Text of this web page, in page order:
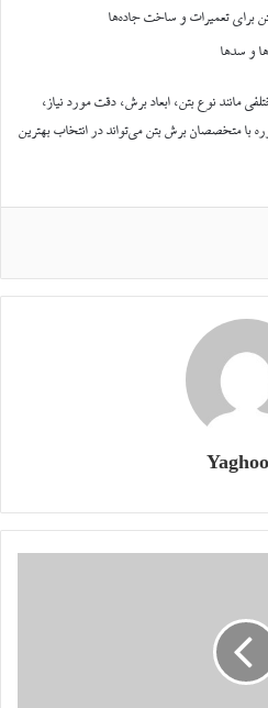
برای تعمیرات و ساخت جاده‌ها
و سدها
مانند نوع بتن، ابعاد برش، دقت مورد نیاز،
با متخصصان برش بتن می‌تواند در انتخاب بهترین